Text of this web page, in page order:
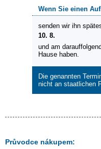
Wenn Sie einen
senden wir ihn
10. 8.
und am
Hause haben.
Die genannten
nicht an staatlichen
Průvodce nákupem: